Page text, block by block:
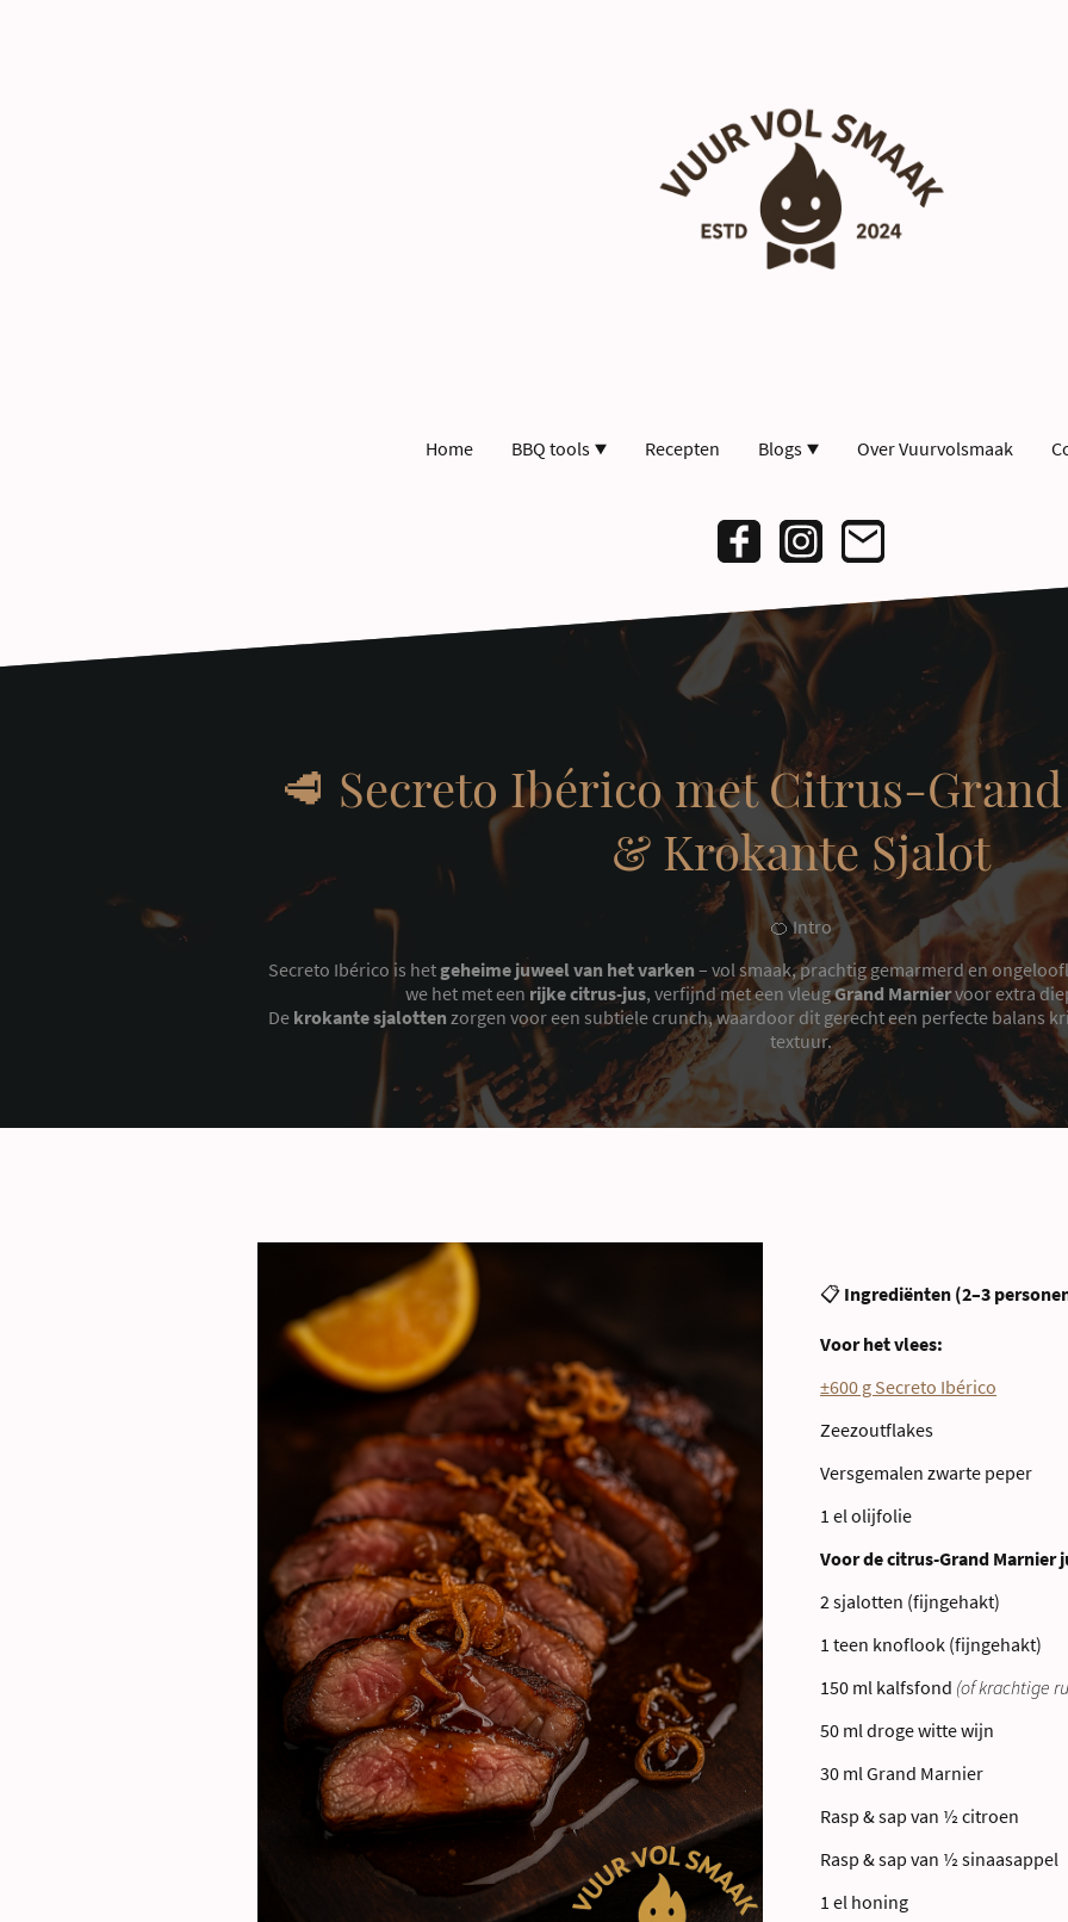
Home BBQ tools Recepten Blogs Over Vuurvolsmaak
🥩 Secreto Ibérico met Citrus-
& Krokante Sjalot
🍊 Intro
Secreto Ibérico is het geheime juweel van het varken – vol smaak, prachtig gemarmerd en
we het met een rijke citrus-jus, verfijnd met een vleugGrand Marniervoor extra
De krokante sjalotten zorgen voor een subtiele crunch, waardoor dit gerecht een perfecte balans
textuur.
📋 Ingrediënten (2–3
Voor het vlees:
±600 g Secreto Ibérico
Zeezoutflakes
Versgemalen zwarte peper
1 el olijfolie
Voor de citrus-Grand Marnier
2 sjalotten (fijngehakt)
1 teen knoflook (fijngehakt)
150 ml kalfsfond (of krachtige
50 ml droge witte wijn
30 ml Grand Marnier
Rasp & sap van ½ citroen
Rasp & sap van ½ sinaasappel
1 el honing